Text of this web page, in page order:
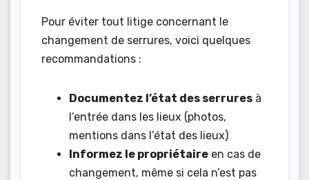
Pour éviter tout litige concernant le
changement de serrures, voici quelques
recommandations :
Documentez l’état des serrures à
l’entrée dans les lieux (photos,
mentions dans l’état des lieux)
Informez le propriétaire en cas de
changement, même si cela n’est pas